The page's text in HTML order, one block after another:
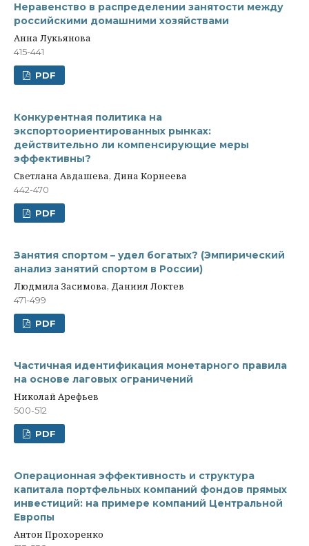
Неравенство в распределении занятости между
российскими домашними хозяйствами
Анна Лукьянова
415-441
PDF
Конкурентная политика на
экспортоориентированных рынках:
действительно ли компенсирующие меры
эффективны?
Светлана Авдашева, Дина Корнеева
442-470
PDF
Занятия спортом – удел богатых? (Эмпирический
анализ занятий спортом в России)
Людмила Засимова, Даниил Локтев
471-499
PDF
Частичная идентификация монетарного правила
на основе лаговых ограничений
Николай Арефьев
500-512
PDF
Операционная эффективность и структура
капитала портфельных компаний фондов прямых
инвестиций: на примере компаний Центральной
Европы
Антон Прохоренко